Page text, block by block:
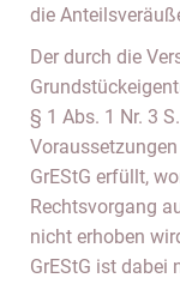
die
Der durch die
§ 1 Abs. 1 Nr. 3
GrEStG erfüllt,
Rechtsvorgang
nicht erhoben
GrEStG ist dabei